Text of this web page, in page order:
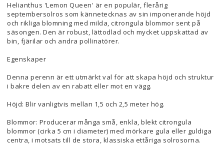
Helianthus 'Lemon Queen' är en populär, flerårig
septembersolros som kännetecknas av sin imponerande höjd
och rikliga blomning med milda, citrongula blommor sent på
säsongen. Den är robust, lättodlad och mycket uppskattad av
bin, fjärilar och andra pollinatörer.
Egenskaper
Denna perenn är ett utmärkt val för att skapa höjd och struktur
i bakre delen av en rabatt eller mot en vägg.
Höjd: Blir vanligtvis mellan 1,5 och 2,5 meter hög.
Blommor: Producerar många små, enkla, blekt citrongula
blommor (cirka 5 cm i diameter) med mörkare gula eller guldiga
centra, i motsats till de stora, klassiska ettåriga solrosorna.